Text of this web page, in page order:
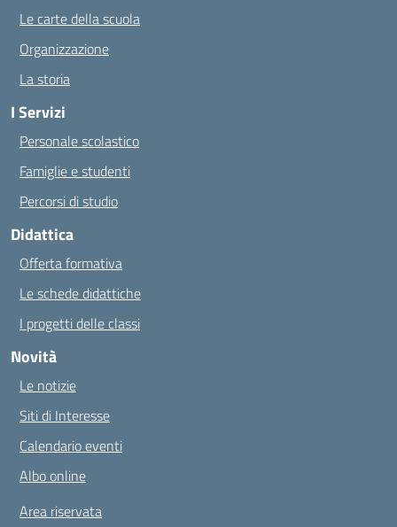
Le carte della scuola
Organizzazione
La storia
I Servizi
Personale scolastico
Famiglie e studenti
Percorsi di studio
Didattica
Offerta formativa
Le schede didattiche
I progetti delle classi
Novità
Le notizie
Siti di Interesse
Calendario eventi
Albo online
Area riservata